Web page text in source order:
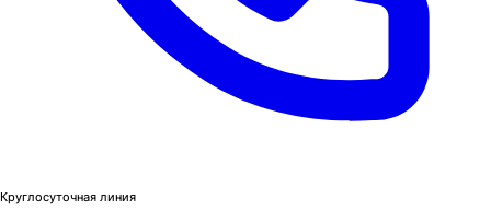
Круглосуточная линия